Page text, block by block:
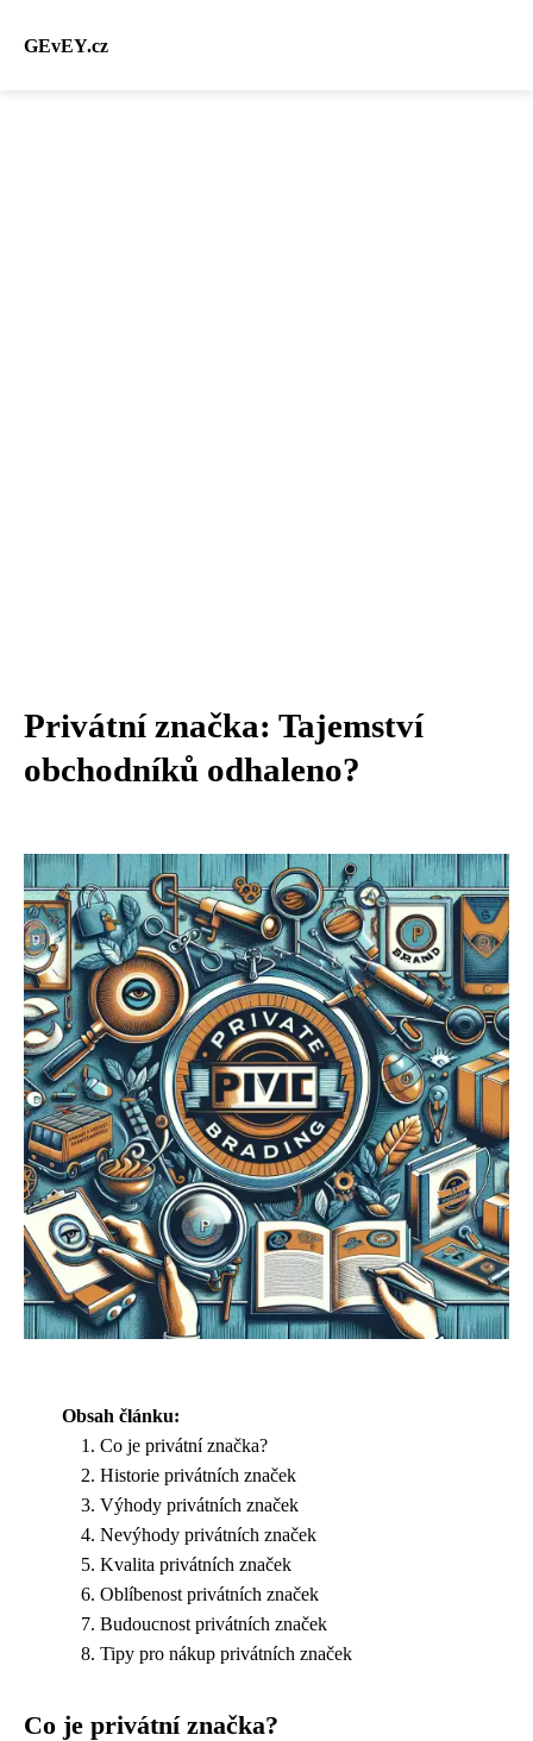
GEvEY.cz
Privátní značka: Tajemství
obchodníků odhaleno?
Obsah článku:
Co je privátní značka?
Historie privátních značek
Výhody privátních značek
Nevýhody privátních značek
Kvalita privátních značek
Oblíbenost privátních značek
Budoucnost privátních značek
Tipy pro nákup privátních značek
Co je privátní značka?